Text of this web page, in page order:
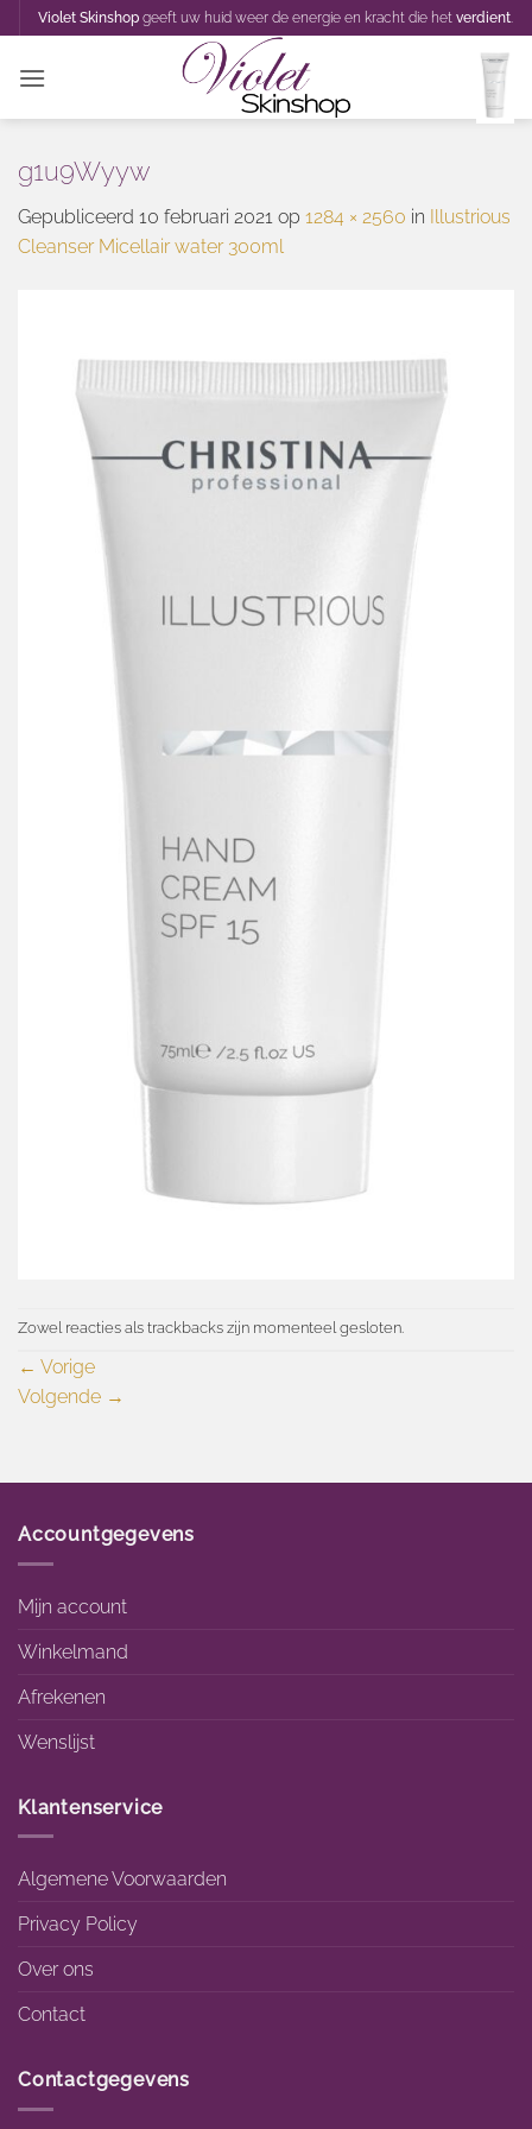
naar
inhoud
Violet Skinshopgeeft uw huid weer de energie en kracht die het verdient.
g1u9Wyyw
Gepubliceerd 10 februari 2021 op 1284 × 2560 in Illustrious
Cleanser Micellair water 300ml
Zowel reacties als trackbacks zijn momenteel gesloten.
← Vorige
Volgende →
Accountgegevens
Mijn account
Winkelmand
Afrekenen
Wenslijst
Klantenservice
Algemene Voorwaarden
Privacy Policy
Over ons
Contact
Contactgegevens